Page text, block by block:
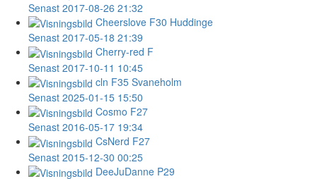
Senast 2017-08-26 21:32
Cheerslove F30 Huddinge
Senast 2017-05-18 21:39
Cherry-red F
Senast 2017-10-11 10:45
cln F35 Svaneholm
Senast 2025-01-15 15:50
Cosmo F27
Senast 2016-05-17 19:34
CsNerd F27
Senast 2015-12-30 00:25
DeeJuDanne P29